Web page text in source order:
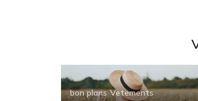
bon plans Vetements